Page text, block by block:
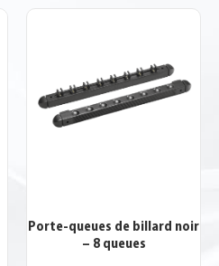
Porte-queues de billard noir
– 8 queues